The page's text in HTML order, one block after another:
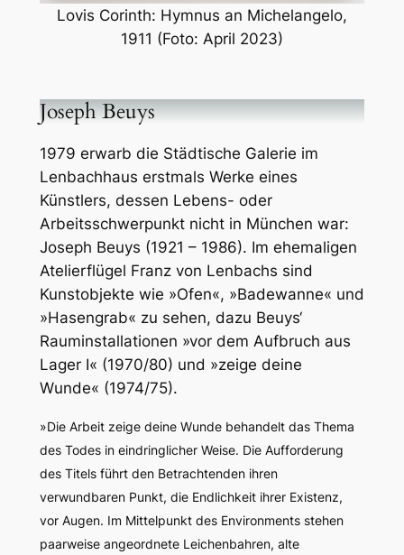
Lovis Corinth: Hymnus an Michelangelo,
1911 (Foto: April 2023)
Joseph Beuys
1979 erwarb die Städtische Galerie im
Lenbachhaus erstmals Werke eines
Künstlers, dessen Lebens- oder
Arbeitsschwerpunkt nicht in München war:
Joseph Beuys (1921 – 1986). Im ehemaligen
Atelierflügel Franz von Lenbachs sind
Kunstobjekte wie »Ofen«, »Badewanne« und
»Hasengrab« zu sehen, dazu Beuys‘
Rauminstallationen »vor dem Aufbruch aus
Lager I« (1970/80) und »zeige deine
Wunde« (1974/75).
»Die Arbeit zeige deine Wundebehandelt das Thema
des Todes in eindringlicher Weise. Die Aufforderung
des Titels führt den Betrachtenden ihren
verwundbaren Punkt, die Endlichkeit ihrer Existenz,
vor Augen. Im Mittelpunkt des Environments stehen
paarweise angeordnete Leichenbahren, alte